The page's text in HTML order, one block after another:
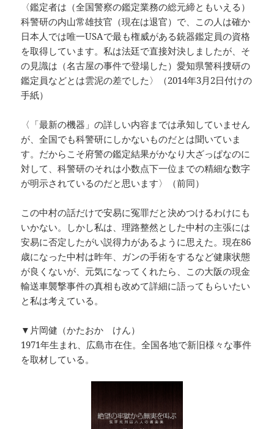
〈鑑定者は（全国警察の鑑定業務の総元締ともいえる）
科警研の内山常雄技官（現在は退官）で、この人は確か
日本人では唯一USAで最も権威がある銃器鑑定員の資格
を取得しています。私は法廷で直接対決しましたが、そ
の見識は（名古屋の事件で登場した）愛知県警科捜研の
鑑定員などとは雲泥の差でした〉（2014年3月2日付けの
手紙）
〈「最新の機器」の詳しい内容までは承知していません
が、全国でも科警研にしかないものだとは聞いていま
す。だからこそ府警の鑑定結果がかなり大ざっぱなのに
対して、科警研のそれは小数点下一位までの精細な数字
が明示されているのだと思います〉（前同）
この中村の話だけで安易に冤罪だと決めつけるわけにも
いかない。しかし私は、理路整然とした中村の主張には
安易に否定したがい説得力があるように思えた。現在86
歳になった中村は昨年、ガンの手術をするなど健康状態
が良くないが、元気になってくれたら、この大阪の現金
輸送車襲撃事件の真相も改めて詳細に語ってもらいたい
と私は考えている。
▼片岡健（かたおか けん）
1971年生まれ、広島市在住。全国各地で新旧様々な事件
を取材している。